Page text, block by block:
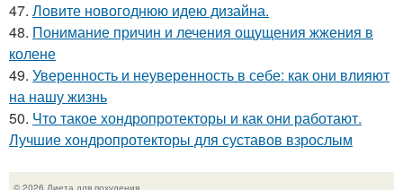
47. Ловите новогоднюю идею дизайна.
48. Понимание причин и лечения ощущения жжения в
колене
49. Уверенность и неуверенность в себе: как они влияют
на нашу жизнь
50. Что такое хондропротекторы и как они работают.
Лучшие хондропротекторы для суставов взрослым
© 2026 Диета для похудения